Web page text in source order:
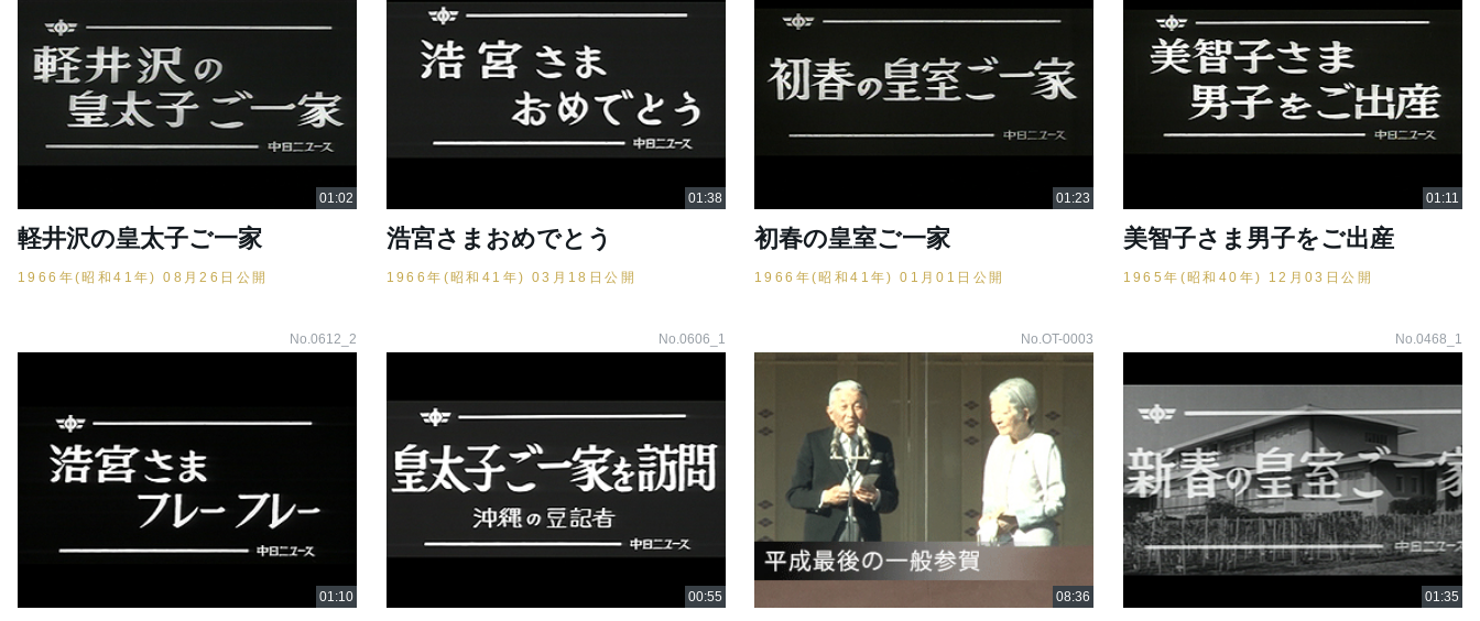
軽井沢の皇太子ご一家
1966年(昭和41年) 08月26日公開
浩宮さまおめでとう
1966年(昭和41年) 03月18日公開
初春の皇室ご一家
1966年(昭和41年) 01月01日公開
美智子さま男子をご出産
1965年(昭和40年) 12月03日公開
No.0612_2 No.0606_1 No.OT-0003 No.0468_1